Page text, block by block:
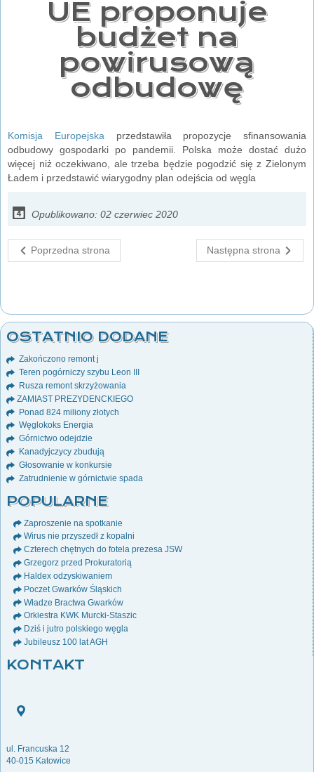
UE proponuje
budżet na
powirusową
odbudowę
Komisja Europejska przedstawiła propozycje sfinansowania
odbudowy gospodarki po pandemii. Polska może dostać dużo
więcej niż oczekiwano, ale trzeba będzie pogodzić się z Zielonym
Ładem i przedstawić wiarygodny plan odejścia od węgla
Opublikowano: 02 czerwiec 2020
Poprzedna strona Następna strona
OSTATNIO DODANE
Zakończono remont j
Teren pogórniczy szybu Leon III
Rusza remont skrzyżowania
ZAMIAST PREZYDENCKIEGO
Ponad 824 miliony złotych
Węglokoks Energia
Górnictwo odejdzie
Kanadyjczycy zbudują
Głosowanie w konkursie
Zatrudnienie w górnictwie spada
POPULARNE
Zaproszenie na spotkanie
Wirus nie przyszedł z kopalni
Czterech chętnych do fotela prezesa JSW
Grzegorz przed Prokuratorią
Haldex odzyskiwaniem
Poczet Gwarków Śląskich
Władze Bractwa Gwarków
Orkiestra KWK Murcki-Staszic
Dziś i jutro polskiego węgla
Jubileusz 100 lat AGH
KONTAKT
ul. Francuska 12
40-015 Katowice